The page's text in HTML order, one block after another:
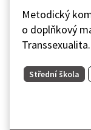
Metodický
o doplňkový
Transsexualita.
Střední škola